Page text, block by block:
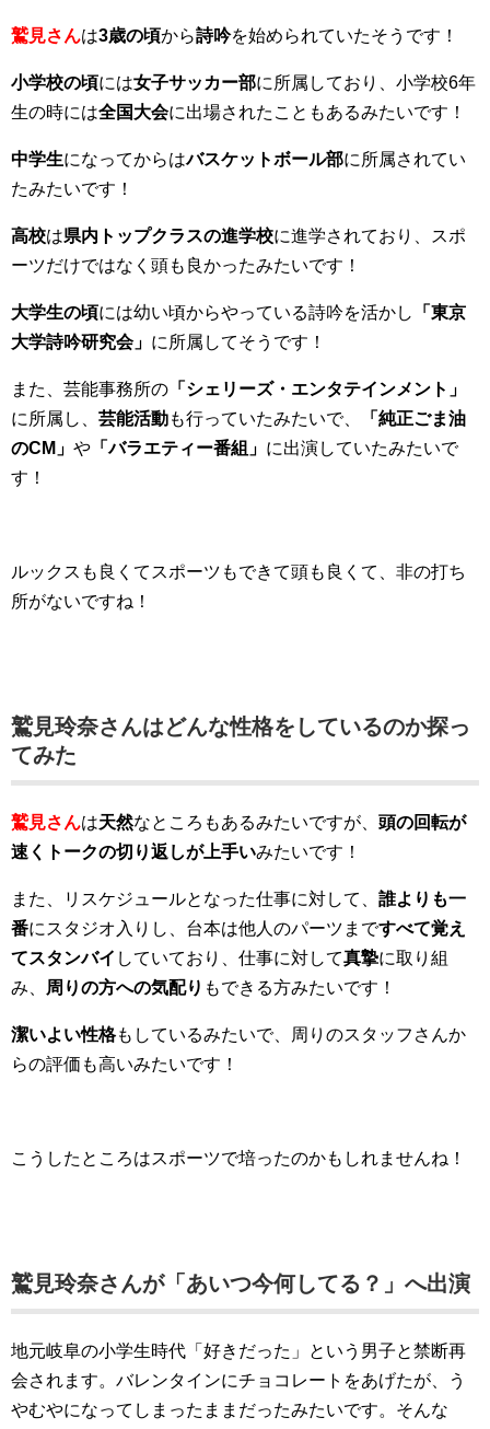
鷲見さんは3歳の頃から詩吟を始められていたそうです！
小学校の頃には女子サッカー部に所属しており、小学校6年
生の時には全国大会に出場されたこともあるみたいです！
中学生になってからはバスケットボール部に所属されてい
たみたいです！
高校は県内トップクラスの進学校に進学されており、スポ
ーツだけではなく頭も良かったみたいです！
大学生の頃には幼い頃からやっている詩吟を活かし
「東京
大学詩吟研究会」 に所属してそうです！
また、芸能事務所の 「シェリーズ・エンタテインメント」
に所属し、 芸能活動も行っていたみたいで、
「純正ごま油
のCM」 や 「バラエティー番組」 に出演していたみたいで
す！
ルックスも良くてスポーツもできて頭も良くて、非の打ち
所がないですね！
鷲見玲奈さんはどんな性格をしているのか探っ
てみた
鷲見さんは天然なところもあるみたいですが、 頭の回転が
速くトークの切り返しが上手いみたいです！
また、リスケジュールとなった仕事に対して、 誰よりも一
番にスタジオ入りし、台本は他人のパーツまですべて覚え
てスタンバイ していており、仕事に対して真摯に取り組
み、
周りの方への気配り もできる方みたいです！
潔いよい性格もしているみたいで、周りのスタッフさんか
らの評価も高いみたいです！
こうしたところはスポーツで培ったのかもしれませんね！
鷲見玲奈さんが「あいつ今何してる？」へ出演
地元岐阜の小学生時代「好きだった」という男子と禁断再
会されます。バレンタインにチョコレートをあげたが、う
やむやになってしまったままだったみたいです。そんな